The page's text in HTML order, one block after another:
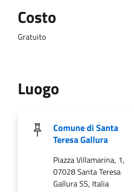
Costo
Gratuito
Luogo
Comune di Santa
Teresa Gallura
Piazza Villamarina, 1,
07028 Santa Teresa
Gallura SS, Italia